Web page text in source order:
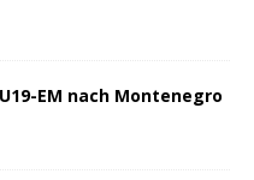
EM nach Montenegro